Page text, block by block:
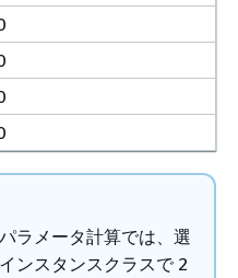
パラメータ計算では、選
ンスタンスクラスで 2